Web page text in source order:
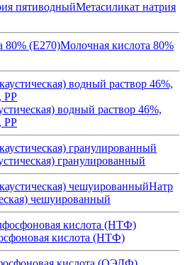
Метасиликат натрия
Молочная кислота 80%
водный раствор 46%,
РР
гранулированный
Натр
чешуированный
кислота (НТФ)